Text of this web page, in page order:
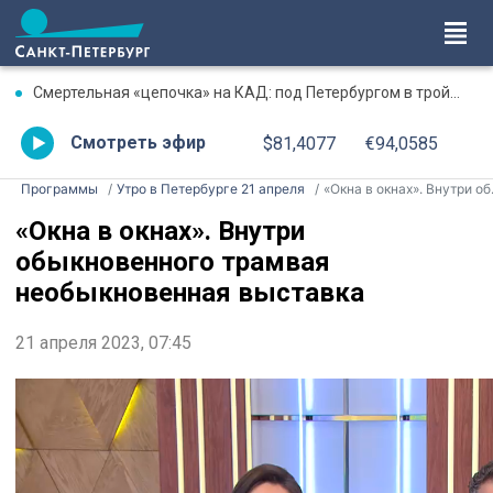
Смертельная «цепочка» на КАД: под Петербургом в тройном ДТП погиб водитель «Газели»
Смотреть эфир $81,4077 €94,0585
Программы Утро в Петербурге 21 апреля «Окна в окнах». Внутри обыкновенного трамвая необыкновенная выставка
«Окна в окнах». Внутри
обыкновенного трамвая
необыкновенная выставка
21 апреля 2023, 07:45